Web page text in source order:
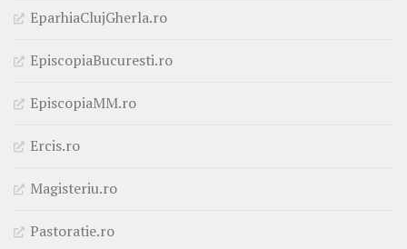
EparhiaClujGherla.ro
EpiscopiaBucuresti.ro
EpiscopiaMM.ro
Ercis.ro
Magisteriu.ro
Pastoratie.ro